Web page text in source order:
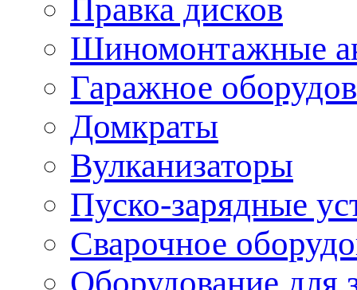
Правка дисков
Шиномонтажные
Гаражное
Домкраты
Вулканизаторы
Пуско-зарядные
Сварочное
Оборудование для